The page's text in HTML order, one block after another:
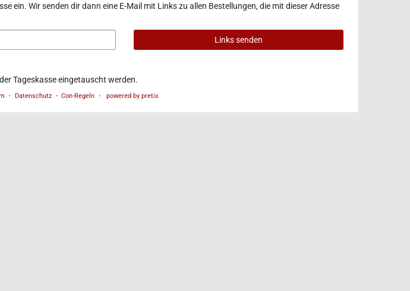
ein. Wir senden dir dann eine E-Mail mit Links zu allen Bestellungen, die mit dieser Adresse
Links senden
Tageskasse eingetauscht werden.
Datenschutz Con-Regeln powered by pretix